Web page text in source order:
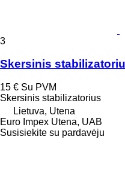
3
Skersinis
15 € Su PVM
Skersinis stabilizatorius
Lietuva, Utena
Euro Impex Utena, UAB
Susisiekite su pardavėju